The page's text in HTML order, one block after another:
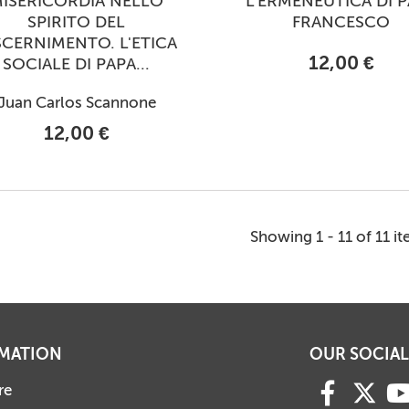
SPIRITO DEL
L'ETICA
SOCIALE DI PAPA...
Carlos Scannone
12,00 €
FRANCESCO
12,00 €
Showing 1 - 11 of 11
OUR